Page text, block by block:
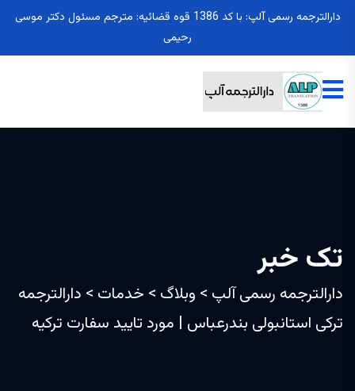
دارالترجمه رسمی آلپ: با کد 1386 قوه قضائیه: مترجم مسئول دکتر موسی
رحیمی
تک خبر
دارالترجمه رسمی آلپ > وبلاگ > خدمات > دارالترجمه
ترکی استانبولی بندرعباس | مورد تایید سفارت ترکیه